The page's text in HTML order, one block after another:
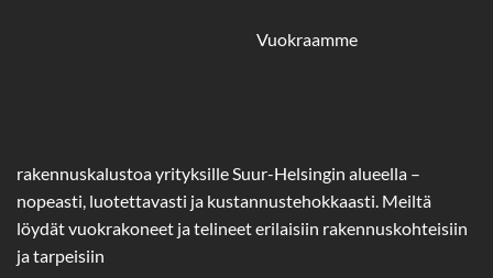
Vuokraamme
rakennuskalustoa yrityksille Suur-Helsingin alueella –
nopeasti, luotettavasti ja kustannustehokkaasti. Meiltä
löydät vuokrakoneet ja telineet erilaisiin rakennuskohteisiin
ja tarpeisiin